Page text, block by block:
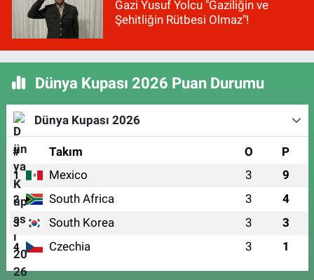
Gazi Yusuf Yolcu "Gaziliğin ve
Şehitliğin Rütbesi Olmaz"!
Dünya Kupası 2026 Puan Durumu
Dünya Kupası 2026
# Takım O P
1 Mexico 3 9
2 South Africa 3 4
3 South Korea 3 3
4 Czechia 3 1